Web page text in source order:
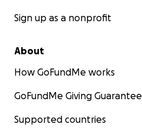
Sign up as a nonprofit
About
How GoFundMe works
GoFundMe Giving Guarantee
Supported countries